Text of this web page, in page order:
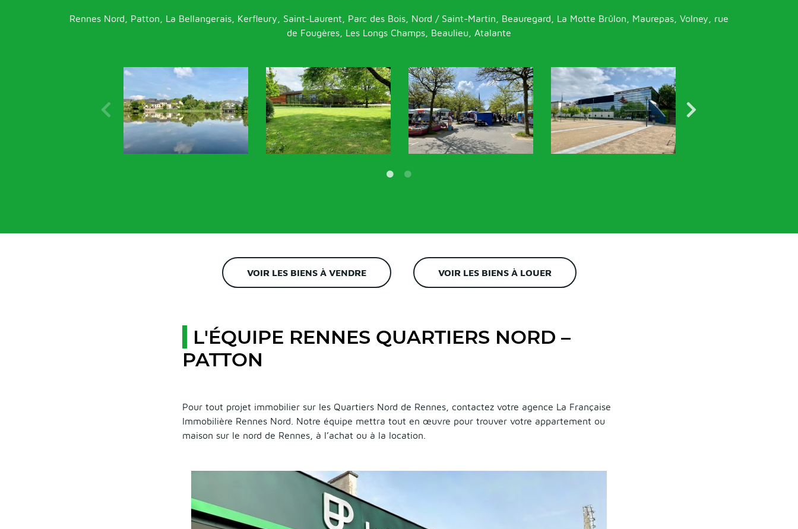
Rennes Nord, Patton, La Bellangerais, Kerfleury, Saint-Laurent, Parc des Bois, Nord / Saint-Martin, Beauregard, La Motte Brûlon, Maurepas, Volney, rue
de Fougères, Les Longs Champs, Beaulieu, Atalante
VOIR LES BIENS À VENDRE VOIR LES BIENS À LOUER
L'ÉQUIPE RENNES QUARTIERS NORD –
PATTON
Pour tout projet immobilier sur les Quartiers Nord de Rennes, contactez votre agence La Française
Immobilière Rennes Nord. Notre équipe mettra tout en œuvre pour trouver votre appartement ou
maison sur le nord de Rennes, à l’achat ou à la location.